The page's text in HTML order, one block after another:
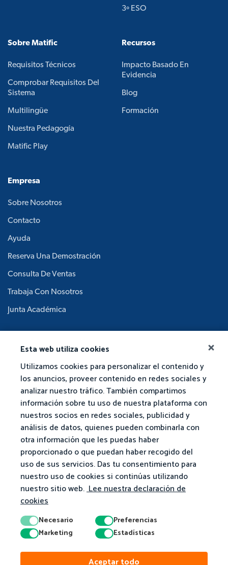
Esta web utiliza cookies
Utilizamos cookies para personalizar el contenido y
los anuncios, proveer contenido en redes sociales y
analizar nuestro tráfico. También compartimos
información sobre tu uso de nuestra plataforma con
nuestros socios en redes sociales, publicidad y
análisis de datos, quienes pueden combinarla con
otra información que les puedas haber
proporcionado o que puedan haber recogido del
uso de sus servicios. Das tu consentimiento para
nuestro uso de cookies si continúas utilizando
nuestro sitio web.Lee nuestra declaración de
cookies
Necesario
Preferencias
Marketing
Estadísticas
Aceptar todo
3º ESO
Sobre Matific
Requisitos Técnicos
Comprobar Requisitos Del
Sistema
Multilingüe
Nuestra Pedagogía
Matific Play
Recursos
Impacto Basado En
Evidencia
Blog
Formación
Empresa
Sobre Nosotros
Contacto
Ayuda
Reserva Una Demostración
Consulta De Ventas
Trabaja Con Nosotros
Junta Académica